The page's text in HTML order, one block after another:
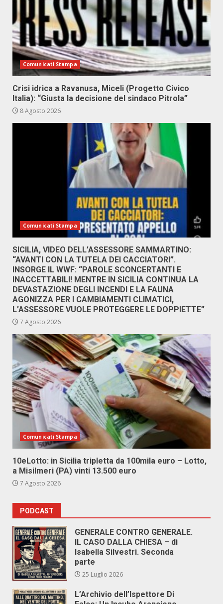
Comunicati Stampa
Crisi idrica a Ravanusa, Miceli (Progetto Civico
Italia): “Giusta la decisione del sindaco Pitrola”
8 Agosto 2026
Comunicati Stampa
SICILIA, VIDEO DELL’ASSESSORE SAMMARTINO:
“AVANTI CON LA TUTELA DEI CACCIATORI”.
INSORGE IL WWF: “PAROLE SCONCERTANTI E
INACCETTABILI! MENTRE IN SICILIA CONTINUA LA
DEVASTAZIONE DEGLI INCENDI E LA FAUNA
AGONIZZA PER I CAMBIAMENTI CLIMATICI,
L’ASSESSORE VUOLE PROTEGGERE LE DOPPIETTE”
7 Agosto 2026
Comunicati Stampa
10eLotto: in Sicilia tripletta da 100mila euro – Lotto,
a Misilmeri (PA) vinti 13.500 euro
7 Agosto 2026
PODCAST
GENERALE CONTRO GENERALE.
IL CASO DALLA CHIESA – di
Isabella Silvestri. Seconda
parte
25 Luglio 2026
L’Archivio dell’Ispettore Di